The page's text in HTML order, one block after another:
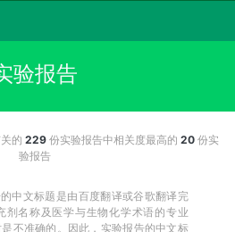
验报告
的 229份实验报告中相关度最高的 20份实
验报告
中文标题是由百度翻译或谷歌翻译完
剂名称及医学与生物化学术语的专业
不准确的。因此，实验报告的中文标